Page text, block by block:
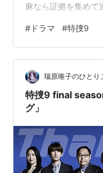
麻なら証拠を集めて
子供を利用したのも
いわけにはいかない
かもしれない。自分
んだんだと…。 しか
て大麻を売買する仕
を通したら自分の懐
# ドラマ #特捜9
瑞原唯子のひとり
特捜9 final
グ」